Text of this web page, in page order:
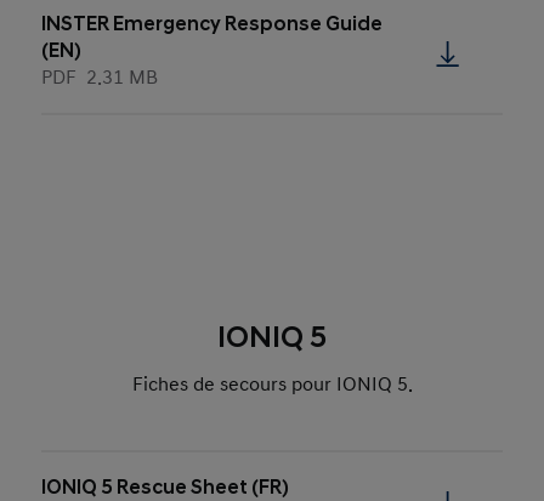
INSTER Emergency Response Guide
(EN)
PDF 2.31 MB
IONIQ 5
Fiches de secours pour IONIQ 5.
IONIQ 5 Rescue Sheet (FR)